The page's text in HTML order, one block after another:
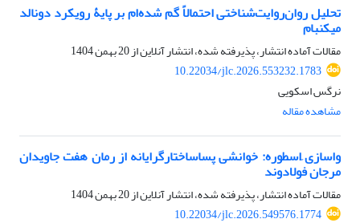
تحلیل روان‌روایت‌شناختی احتمالاً گم شده‌ام بر پایۀ رویکرد دونالد
میکنبام
مقالات آماده انتشار، پذیرفته شده، انتشار آنلاین از20 بهمن 1404
10.22034/jlc.2026.553232.1783
نرگس اسکویی
مشاهده مقاله
واسازی ِاسطوره: خوانشی پساساختارگرایانه از رمان هفت جاویدان
مرجان فولادوند
مقالات آماده انتشار، پذیرفته شده، انتشار آنلاین از20 بهمن 1404
10.22034/jlc.2026.549576.1774